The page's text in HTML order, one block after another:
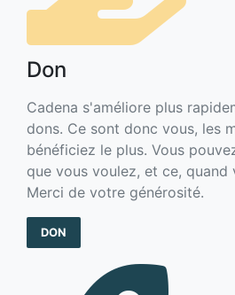
Don
Cadena s'améliore plus
dons. Ce sont donc vous, les
bénéficiez le plus. Vous
que vous voulez, et ce, quand
Merci de votre générosité.
DON